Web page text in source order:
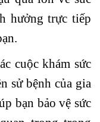
hưởng trực tiếp
cuộc khám sức
sử bệnh của gia
bạn bảo vệ sức